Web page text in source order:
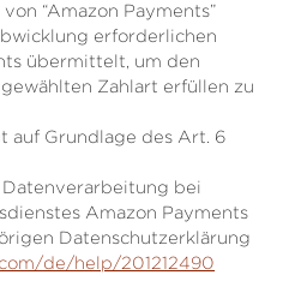
“Amazon Payments”
erforderlichen
übermittelt, um den
Zahlart erfüllen zu
auf Grundlage des Art. 6
bei
Amazon Payments
Datenschutzerklärung
de/help/201212490